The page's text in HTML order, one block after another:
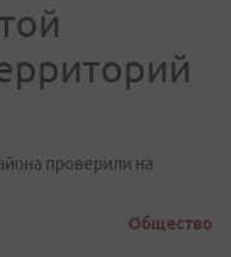
проверили на
Общество